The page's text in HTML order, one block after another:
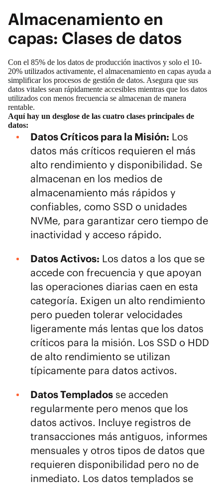
Almacenamiento en
capas: Clases de datos
Con el 85% de los datos de producción inactivos y solo el 10-
20% utilizados activamente, el almacenamiento en capas ayuda a
simplificar los procesos de gestión de datos. Asegura que sus
datos vitales sean rápidamente accesibles mientras que los datos
utilizados con menos frecuencia se almacenan de manera
rentable.
Aquí hay un desglose de las cuatro clases principales de
datos:
Datos Críticos para la Misión: Los
datos más críticos requieren el más
alto rendimiento y disponibilidad. Se
almacenan en los medios de
almacenamiento más rápidos y
confiables, como SSD o unidades
NVMe, para garantizar cero tiempo de
inactividad y acceso rápido.
Datos Activos: Los datos a los que se
accede con frecuencia y que apoyan
las operaciones diarias caen en esta
categoría. Exigen un alto rendimiento
pero pueden tolerar velocidades
ligeramente más lentas que los datos
críticos para la misión. Los SSD o HDD
de alto rendimiento se utilizan
típicamente para datos activos.
Datos Templadosse acceden
regularmente pero menos que los
datos activos. Incluye registros de
transacciones más antiguos, informes
mensuales y otros tipos de datos que
requieren disponibilidad pero no de
inmediato. Los datos templados se